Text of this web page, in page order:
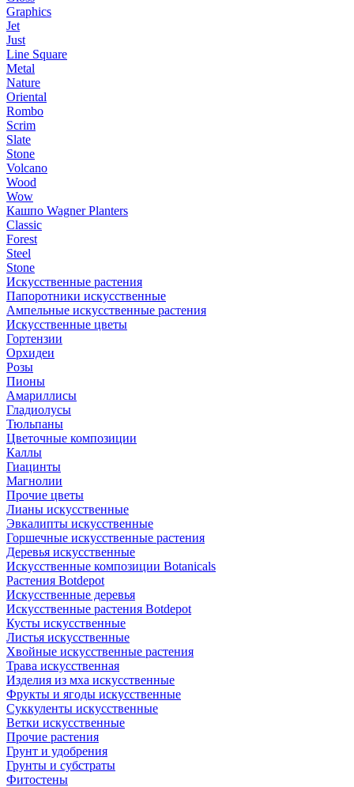
Graphics
Jet
Just
Line Square
Metal
Nature
Oriental
Rombo
Scrim
Slate
Stone
Volcano
Wood
Wow
Кашпо Wagner Planters
Classic
Forest
Steel
Stone
Искусственные растения
Папоротники искусственные
Ампельные искусственные растения
Искусственные цветы
Гортензии
Орхидеи
Розы
Пионы
Амариллисы
Гладиолусы
Тюльпаны
Цветочные композиции
Каллы
Гиацинты
Магнолии
Прочие цветы
Лианы искусственные
Эвкалипты искусственные
Горшечные искусственные растения
Деревья искусственные
Искусственные композиции Botanicals
Растения Botdepot
Искусственные деревья
Искусственные растения Botdepot
Кусты искусственные
Листья искусственные
Хвойные искусственные растения
Трава искусственная
Изделия из мха искусственные
Фрукты и ягоды искусственные
Суккуленты искусственные
Ветки искусственные
Прочие растения
Грунт и удобрения
Грунты и субстраты
Фитостены